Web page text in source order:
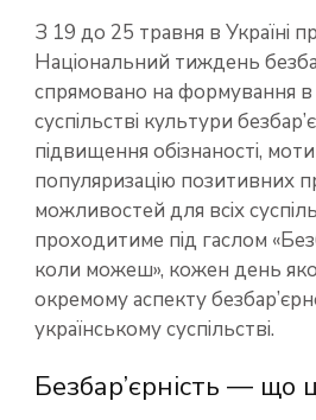
З 19 до 25 травня в Україні
Національний тиждень
спрямовано на формування в
суспільстві культури
підвищення обізнаності,
популяризацію позитивних
можливостей для всіх
проходитиме під гаслом
коли можеш», кожен день
окремому аспекту
українському суспільстві.
Безбар’єрність — що